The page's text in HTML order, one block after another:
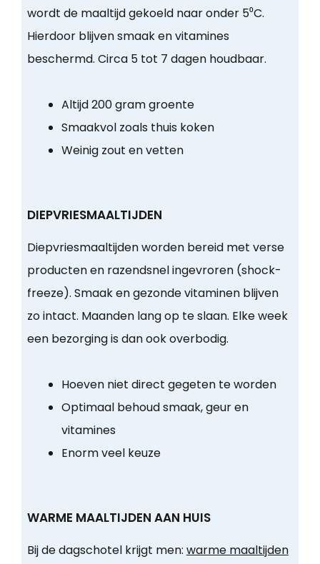
wordt de maaltijd gekoeld naar onder 5⁰C.
Hierdoor blijven smaak en vitamines
beschermd. Circa 5 tot 7 dagen houdbaar.
Altijd 200 gram groente
Smaakvol zoals thuis koken
Weinig zout en vetten
DIEPVRIESMAALTIJDEN
Diepvriesmaaltijden worden bereid met verse
producten en razendsnel ingevroren (shock-
freeze). Smaak en gezonde vitaminen blijven
zo intact. Maanden lang op te slaan. Elke week
een bezorging is dan ook overbodig.
Hoeven niet direct gegeten te worden
Optimaal behoud smaak, geur en
vitamines
Enorm veel keuze
WARME MAALTIJDEN AAN HUIS
Bij de dagschotel krijgt men: warme maaltijden